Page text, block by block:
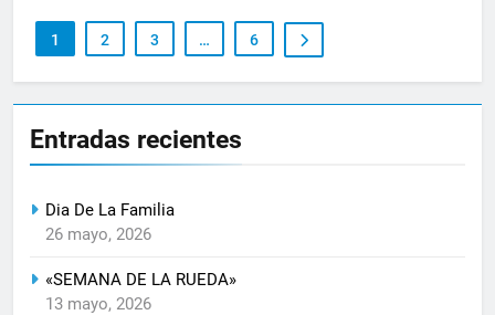
1 2 3 … 6
Entradas recientes
Dia De La Familia
26 mayo, 2026
«SEMANA DE LA RUEDA»
13 mayo, 2026